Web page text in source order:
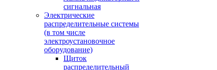
сигнальная
Электрические
распределительные системы
(в том числе
электроустановочное
оборудование)
Щиток
распределительный